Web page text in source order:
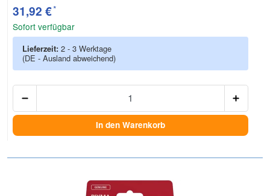
31,92 €*
Sofort verfügbar
Lieferzeit: 2 - 3 Werktage
(DE - Ausland abweichend)
In den Warenkorb